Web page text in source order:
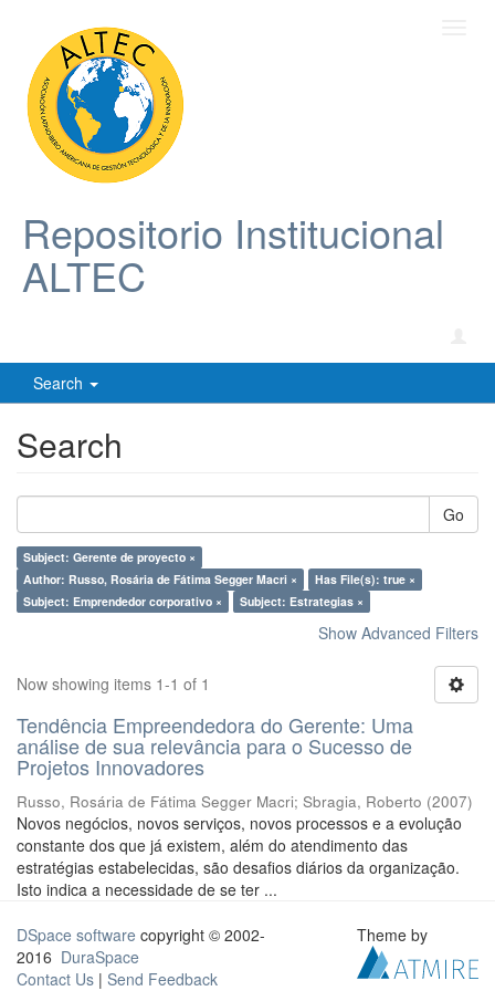
Repositorio Institucional
ALTEC
Search
Search
Go
Subject: Gerente de proyecto ×
Author: Russo, Rosária de Fátima Segger Macri ×
Has File(s): true ×
Subject: Emprendedor corporativo ×
Subject: Estrategias ×
Show Advanced Filters
Now showing items 1-1 of 1
Tendência Empreendedora do Gerente: Uma
análise de sua relevância para o Sucesso de
Projetos Innovadores
Russo, Rosária de Fátima Segger Macri; Sbragia, Roberto (2007)
Novos negócios, novos serviços, novos processos e a evolução
constante dos que já existem, além do atendimento das
estratégias estabelecidas, são desafios diários da organização.
Isto indica a necessidade de se ter ...
DSpace software copyright © 2002-
2016 DuraSpace
Contact Us | Send Feedback
Theme by